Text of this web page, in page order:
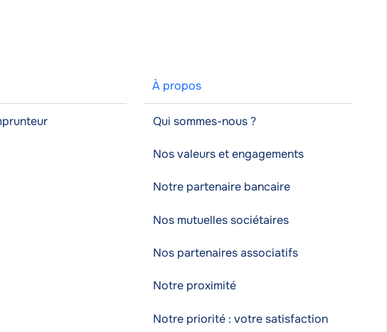
À propos
Qui sommes-nous ?
Nos valeurs et engagements
Notre partenaire bancaire
Nos mutuelles sociétaires
Nos partenaires associatifs
Notre proximité
Notre priorité : votre satisfaction